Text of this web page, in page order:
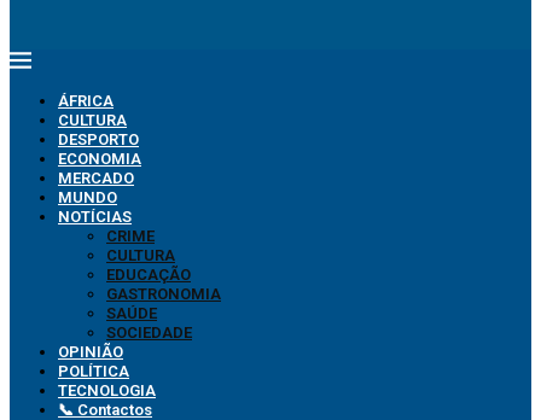
ÁFRICA
CULTURA
DESPORTO
ECONOMIA
MERCADO
MUNDO
NOTÍCIAS
CRIME
CULTURA
EDUCAÇÃO
GASTRONOMIA
SAÚDE
SOCIEDADE
OPINIÃO
POLÍTICA
TECNOLOGIA
📞 Contactos